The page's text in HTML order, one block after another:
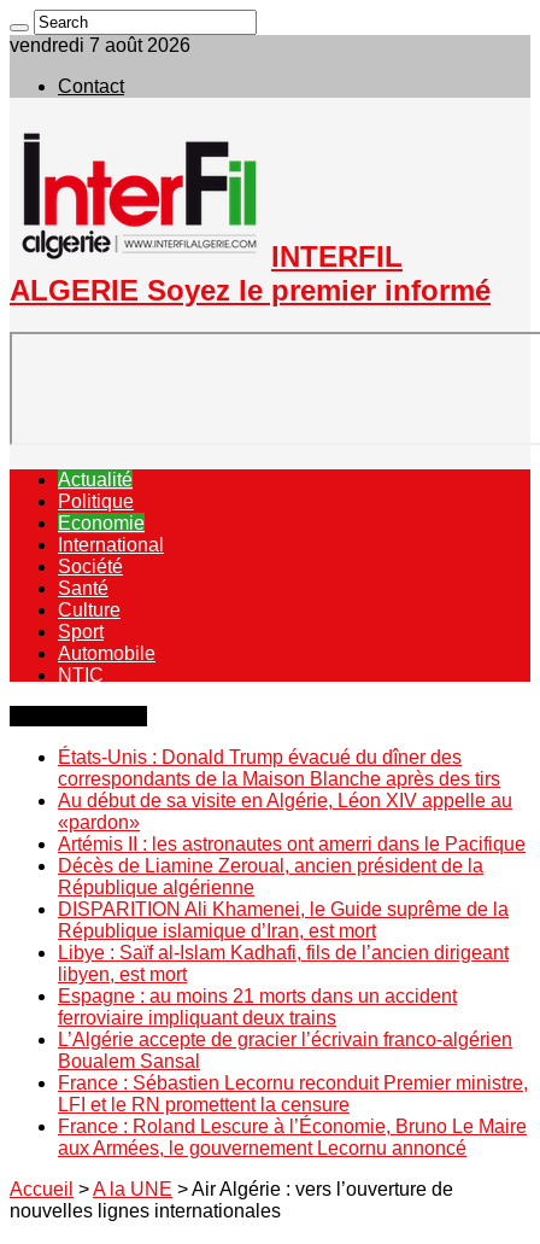
vendredi 7 août 2026
Contact
INTERFIL
ALGERIE Soyez le premier informé
Actualité
Politique
Economie
International
Société
Santé
Culture
Sport
Automobile
NTIC
États-Unis : Donald Trump évacué du dîner des
correspondants de la Maison Blanche après des tirs
Au début de sa visite en Algérie, Léon XIV appelle au
«pardon»
Artémis II : les astronautes ont amerri dans le Pacifique
Décès de Liamine Zeroual, ancien président de la
République algérienne
DISPARITION Ali Khamenei, le Guide suprême de la
République islamique d’Iran, est mort
Libye : Saïf al-Islam Kadhafi, fils de l’ancien dirigeant
libyen, est mort
Espagne : au moins 21 morts dans un accident
ferroviaire impliquant deux trains
L’Algérie accepte de gracier l’écrivain franco-algérien
Boualem Sansal
France : Sébastien Lecornu reconduit Premier ministre,
LFI et le RN promettent la censure
France : Roland Lescure à l’Économie, Bruno Le Maire
aux Armées, le gouvernement Lecornu annoncé
Accueil >A la UNE >Air Algérie : vers l’ouverture de
nouvelles lignes internationales